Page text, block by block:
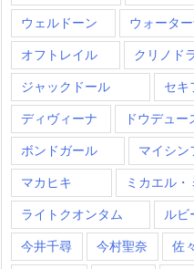
ウェルドーン ウォータ
オフトレイル クリノド
ジャックドール セキ
ディヴィーナ ドウデュー
ボンドガール マイシン
マカヒキ ミカエル・
ライトクオンタム ルビ
今井千尋 今村聖奈 佐